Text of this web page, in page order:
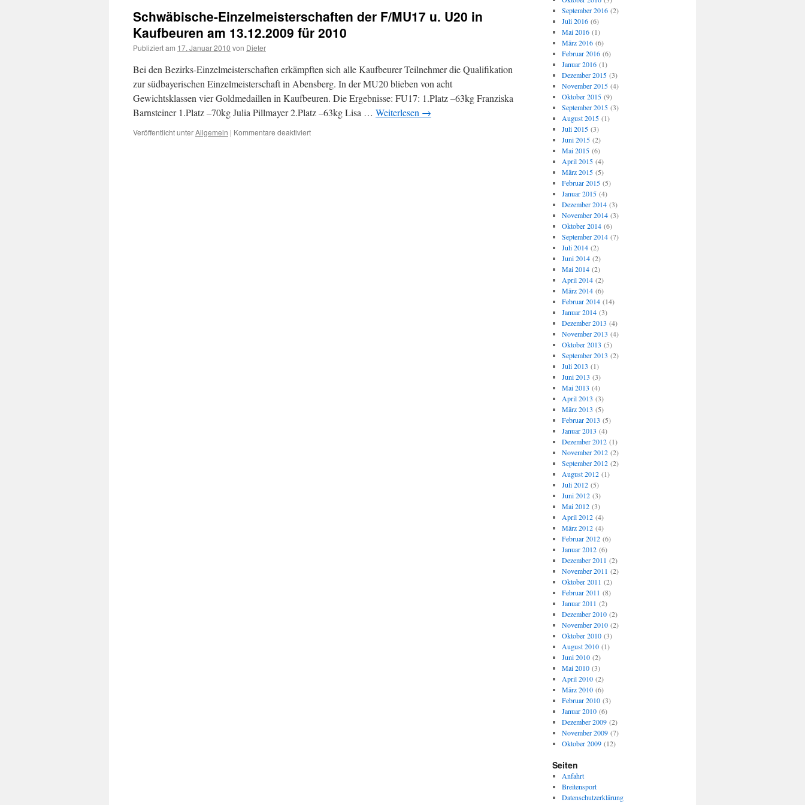
F/MU17
U20
am
13.12.2009
2010
Schwäbische-Einzelmeisterschaften der F/MU17 u. U20 in
Kaufbeuren am 13.12.2009 für 2010
Publiziert am 17. Januar 2010 von Dieter
Bei den Bezirks-Einzelmeisterschaften erkämpften sich alle Kaufbeurer Teilnehmer die Qualifikation
zur südbayerischen Einzelmeisterschaft in Abensberg. In der MU20 blieben von acht
Gewichtsklassen vier Goldmedaillen in Kaufbeuren. Die Ergebnisse: FU17: 1.Platz –63kg Franziska
Barnsteiner 1.Platz –70kg Julia Pillmayer 2.Platz –63kg Lisa … Weiterlesen →
Veröffentlicht unterAllgemein | Kommentare deaktiviertfür
September 2016(2)
Juli 2016(6)
Mai 2016(1)
März 2016(6)
Februar 2016(6)
Januar 2016(1)
Dezember 2015(3)
November 2015(4)
Oktober 2015(9)
September 2015(3)
August 2015(1)
Juli 2015(3)
Juni 2015(2)
Mai 2015(6)
April 2015(4)
März 2015(5)
Februar 2015(5)
Januar 2015(4)
Dezember 2014(3)
November 2014(3)
Oktober 2014(6)
September 2014(7)
Juli 2014(2)
Juni 2014(2)
Mai 2014(2)
April 2014(2)
März 2014(6)
Februar 2014(14)
Januar 2014(3)
Dezember 2013 (4)
November 2013 (4)
Oktober 2013 (5)
September 2013 (2)
Juli 2013 (1)
Juni 2013 (3)
Mai 2013 (4)
April 2013 (3)
März 2013 (5)
Februar 2013 (5)
Januar 2013 (4)
Dezember 2012(1)
November 2012(2)
September 2012(2)
August 2012(1)
Juli 2012(5)
Juni 2012(3)
Mai 2012(3)
April 2012(4)
März 2012(4)
Februar 2012(6)
Januar 2012(6)
Dezember 2011 (2)
November 2011 (2)
Oktober 2011 (2)
Februar 2011 (8)
Januar 2011 (2)
Dezember 2010(2)
November 2010(2)
Oktober 2010(3)
August 2010(1)
Juni 2010(2)
Mai 2010(3)
April 2010(2)
März 2010(6)
Februar 2010(3)
Januar 2010(6)
Dezember 2009(2)
November 2009(7)
Oktober 2009(12)
Seiten
Anfahrt
Breitensport
Datenschutzerklärung